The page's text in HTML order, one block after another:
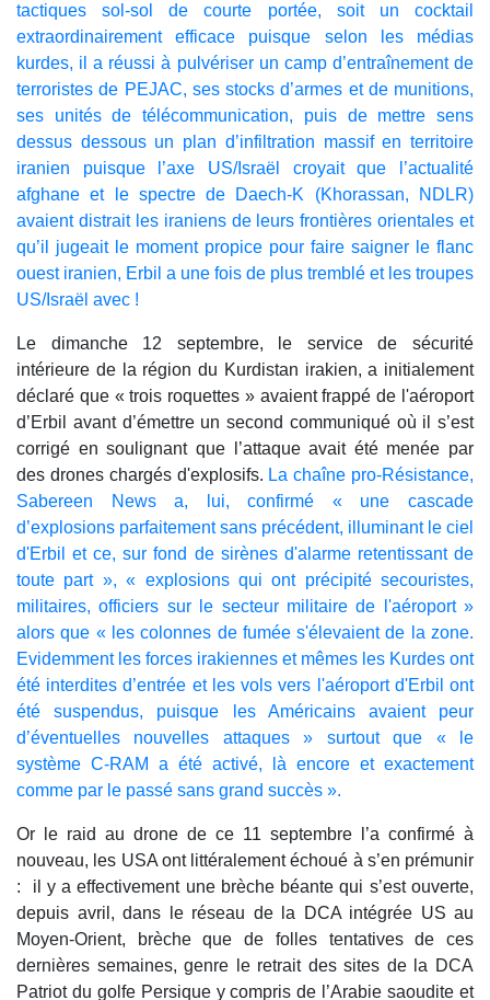
tactiques sol-sol de courte portée, soit un cocktail
extraordinairement efficace puisque selon les médias
kurdes, il a réussi à pulvériser un camp d’entraînement de
terroristes de PEJAC, ses stocks d’armes et de munitions,
ses unités de télécommunication, puis de mettre sens
dessus dessous un plan d’infiltration massif en territoire
iranien puisque l’axe US/Israël croyait que l’actualité
afghane et le spectre de Daech-K (Khorassan, NDLR)
avaient distrait les iraniens de leurs frontières orientales et
qu’il jugeait le moment propice pour faire saigner le flanc
ouest iranien, Erbil a une fois de plus tremblé et les troupes
US/Israël avec !
Le dimanche 12 septembre, le service de sécurité
intérieure de la région du Kurdistan irakien, a initialement
déclaré que « trois roquettes » avaient frappé de l'aéroport
d’Erbil avant d’émettre un second communiqué où il s’est
corrigé en soulignant que l’attaque avait été menée par
des drones chargés d'explosifs. La chaîne pro-Résistance,
Sabereen News a, lui, confirmé « une cascade
d’explosions parfaitement sans précédent, illuminant le ciel
d'Erbil et ce, sur fond de sirènes d'alarme retentissant de
toute part », « explosions qui ont précipité secouristes,
militaires, officiers sur le secteur militaire de l'aéroport »
alors que « les colonnes de fumée s'élevaient de la zone.
Evidemment les forces irakiennes et mêmes les Kurdes ont
été interdites d’entrée et les vols vers l'aéroport d'Erbil ont
été suspendus, puisque les Américains avaient peur
d’éventuelles nouvelles attaques » surtout que « le
système C-RAM a été activé, là encore et exactement
comme par le passé sans grand succès ».
Or le raid au drone de ce 11 septembre l’a confirmé à
nouveau, les USA ont littéralement échoué à s’en prémunir
: il y a effectivement une brèche béante qui s’est ouverte,
depuis avril, dans le réseau de la DCA intégrée US au
Moyen-Orient, brèche que de folles tentatives de ces
dernières semaines, genre le retrait des sites de la DCA
Patriot du golfe Persique y compris de l’Arabie saoudite et